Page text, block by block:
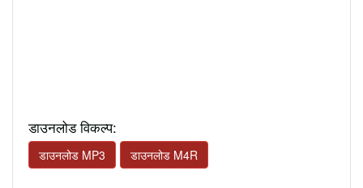
डाउनलोड विकल्प:
डाउनलोड MP3 डाउनलोड M4R